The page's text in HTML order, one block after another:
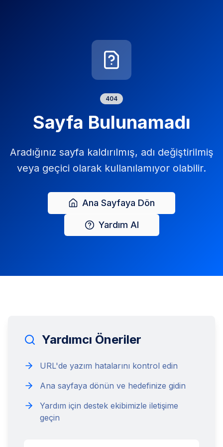
404
Sayfa Bulunamadı
Aradığınız sayfa kaldırılmış, adı değiştirilmiş
veya geçici olarak kullanılamıyor olabilir.
Ana Sayfaya Dön
Yardım Al
Yardımcı Öneriler
URL'de yazım hatalarını kontrol edin
Ana sayfaya dönün ve hedefinize gidin
Yardım için destek ekibimizle iletişime
geçin